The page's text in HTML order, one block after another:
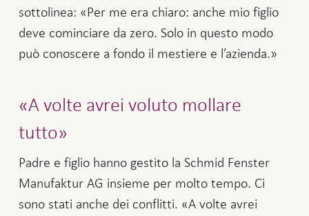
sottolinea: «Per me era chiaro: anche mio figlio
deve cominciare da zero. Solo in questo modo
può conoscere a fondo il mestiere e l’azienda.»
«A volte avrei voluto mollare
tutto»
Padre e figlio hanno gestito la Schmid Fenster
Manufaktur AG insieme per molto tempo. Ci
sono stati anche dei conflitti. «A volte avrei